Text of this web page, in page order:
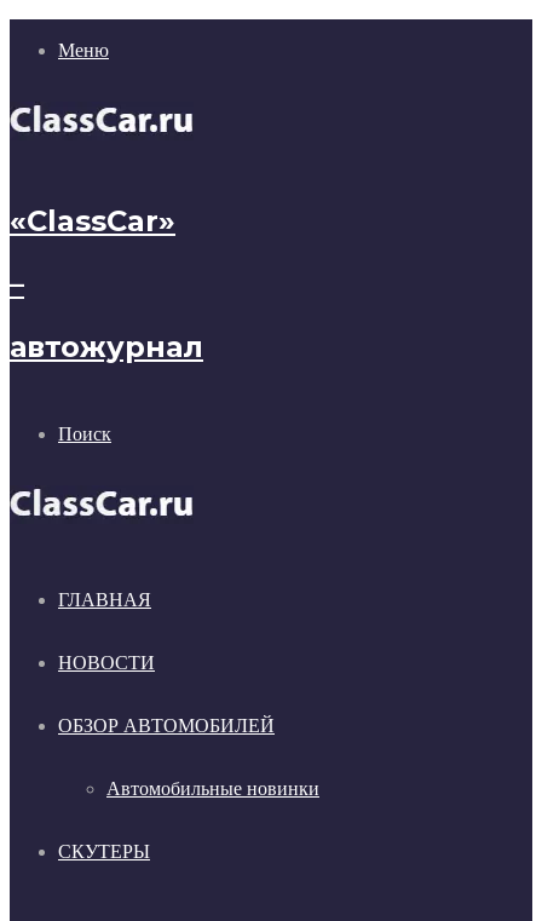
Меню
«ClassCar»
–
автожурнал
Поиск
ГЛАВНАЯ
НОВОСТИ
ОБЗОР АВТОМОБИЛЕЙ
Автомобильные новинки
СКУТЕРЫ